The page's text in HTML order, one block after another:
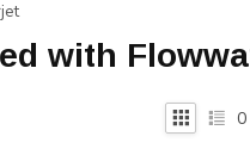
with
0